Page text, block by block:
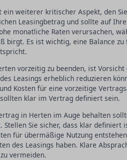
weiterer kritischer Aspekt, den
Leasingbetrag und sollte auf
monatliche Raten verursachen,
birgt. Es ist wichtig, eine Balance
vorzeitig zu beenden, ist
Leasings erheblich reduzieren
Kosten für eine vorzeitige
klar im Vertrag definiert sein.
in Herten im Auge behalten
Stellen Sie sicher, dass klar definiert
für übermäßige Nutzung
des Leasings haben. Klare
vermeiden.